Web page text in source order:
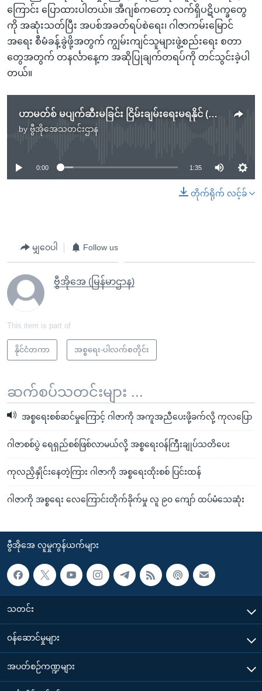
ကြောင်း ပြောထားပါတယ်။ အီဂျစ်ကတော့ လက်ရှိပဋိပက္ခတွေ
ကို အဆုံးသတ်ပြီး အပစ်အခတ်ရပ်စဲရေး၊ ဂါဇာကမ်းမြောင်
အရေး စီမံခန့်ခွဲဖို့အတွက် ကျွမ်းကျင်သူများဖွဲ့စည်းရေး စတာ
တွေအတွက် တနင်္လာနေ့က အဆိုပြုချက်တရပ်ကို တင်သွင်းခဲ့ပါ
တယ်။
ဟာမတ်စ် မပျက်ဆီးမခြင်း ငြိမ်းချမ်းရေးမရနိုင် (အစ္စရေးဝန်ကြီးချုပ်)
by ဗွီအိုအေသတင်းဌာန
No media source currently available
0:00 1:35
တိုက်ရိုက် လင့်ခ်
မျှဝေပါ Follow us
ဗွီအိုအေ (မြန်မာဌာန)
This item is part of
နိုင်ငံတကာ အစ္စရေး-ပါလက်စတိုင်း
ဆက်စပ်သတင်းများ ...
အစ္စရေးစစ်ဆင်မှုကြောင့် ဂါဇာကို အကူအညီပေးဖို့ခက်လို့ ကုလပြော
ဂါဇာစစ်ပွဲ ရေရှည်စစ်ဖြစ်လာမယ်လို့ အစ္စရေးဝန်ကြီးချုပ်သတိပေး
ကုလညှိနှိုင်းနေတဲ့ကြား ဂါဇာကို အစ္စရေးထိုးစစ် ပြင်းထန်
ဂါဇာကို အစ္စရေး လေကြောင်းတိုက်ခိုက်မှု လူ ၉၀ ကျော် ထပ်မံသေဆုံး
ဗွီအိုအေ လူမှုကွန်ယက်များ
သတင်း
၀န်ဆောင်မှုများ
အပတ်စဉ်ကဏ္ဍများ